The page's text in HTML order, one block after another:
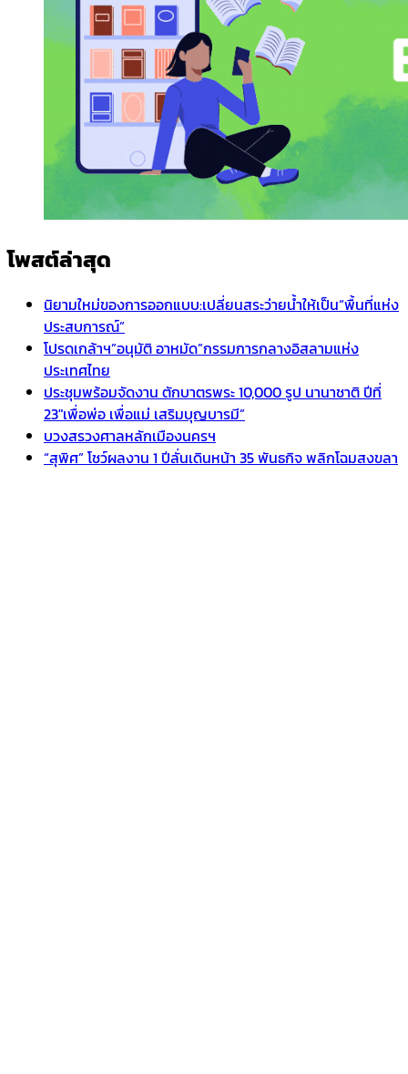
โพสต์ล่าสุด
นิยามใหม่ของการออกแบบ:เปลี่ยนสระว่ายน้ำให้เป็น“พื้นที่แห่ง
ประสบการณ์”
โปรดเกล้าฯ”อนุมัติ อาหมัด”กรรมการกลางอิสลามแห่ง
ประเทศไทย
ประชุมพร้อมจัดงาน ตักบาตรพระ 10,000 รูป นานาชาติ ปีที่
23″เพื่อพ่อ เพื่อแม่ เสริมบุญบารมี”
บวงสรวงศาลหลักเมืองนครฯ
“สุพิศ” โชว์ผลงาน 1 ปีลั่นเดินหน้า 35 พันธกิจ พลิกโฉมสงขลา